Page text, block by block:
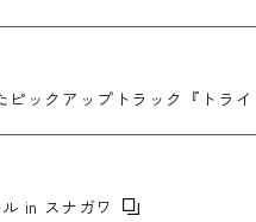
ックアップトラック『トラ
in スナガワ